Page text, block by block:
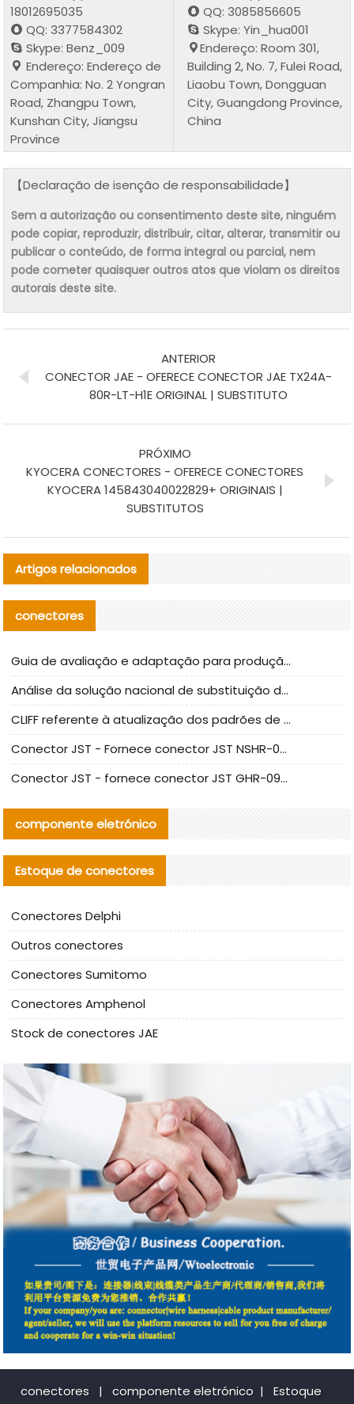
18012695035
QQ: 3377584302
Skype: Benz_009
Endereço: Endereço de
Companhia: No. 2 Yongran
Road, Zhangpu Town,
Kunshan City, Jiangsu
Province
QQ: 3085856605
Skype: Yin_hua001
Endereço: Room 301,
Building 2, No. 7, Fulei Road,
Liaobu Town, Dongguan
City, Guangdong Province,
China
【Declaração de isenção de responsabilidade】
Sem a autorização ou consentimento deste site, ninguém
pode copiar, reproduzir, distribuir, citar, alterar, transmitir ou
publicar o conteúdo, de forma integral ou parcial, nem
pode cometer quaisquer outros atos que violam os direitos
autorais deste site.
ANTERIOR
CONECTOR JAE - OFERECE CONECTOR JAE TX24A-
80R-LT-H1E ORIGINAL | SUBSTITUTO
PRÓXIMO
KYOCERA CONECTORES - OFERECE CONECTORES
KYOCERA 145843040022829+ ORIGINAIS |
SUBSTITUTOS
Artigos relacionados
conectores
Guia de avaliação e adaptação para produção em massa de componentes de cabos nacionais CNC Tech
Análise da solução nacional de substituição da linha de alta frequência I-PEX
CLIFF referente à atualização dos padrões de teste de conectores nacionais
Conector JST - Fornece conector JST NSHR-02V-S original | substituto
Conector JST - fornece conector JST GHR-09V-S autêntico | substituto
componente eletrónico
Estoque de conectores
Conectores Delphi
Outros conectores
Conectores Sumitomo
Conectores Amphenol
Stock de conectores JAE
conectores | componente eletrónico |
Estoque